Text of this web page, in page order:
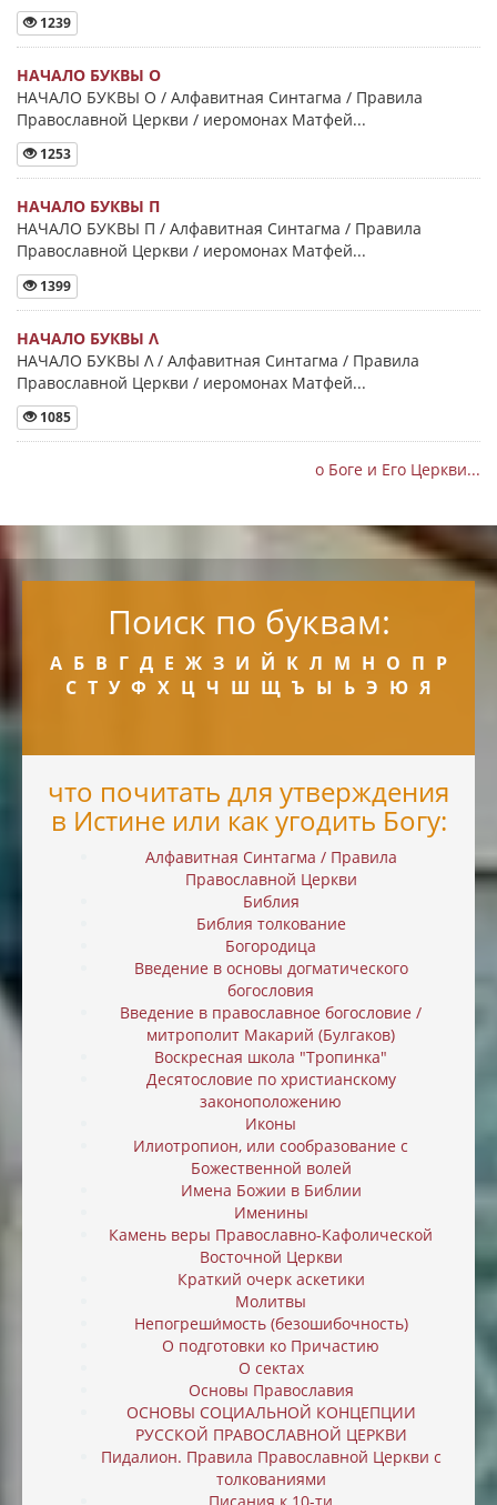
1239
НАЧАЛО БУКВЫ Ο
НАЧАЛО БУКВЫ Ο / Алфавитная Синтагма / Правила
Православной Церкви / иеромонах Матфей...
1253
НАЧАЛО БУКВЫ Π
НАЧАЛО БУКВЫ Π / Алфавитная Синтагма / Правила
Православной Церкви / иеромонах Матфей...
1399
НАЧАЛО БУКВЫ Λ
НАЧАЛО БУКВЫ Λ / Алфавитная Синтагма / Правила
Православной Церкви / иеромонах Матфей...
1085
о Боге и Его Церкви...
Поиск по буквам:
А Б В Г Д Е Ж З И Й К Л М Н О П Р
С Т У Ф Х Ц Ч Ш Щ Ъ Ы Ь Э Ю Я
что почитать для утверждения
в Истине или как угодить Богу:
Алфавитная Синтагма / Правила
Православной Церкви
Библия
Библия толкование
Богородица
Введение в основы догматического
богословия
Введение в православное богословие /
митрополит Макарий (Булгаков)
Воскресная школа "Тропинка"
Десятословие по христианскому
законоположению
Иконы
Илиотропион, или cообразование с
Божественной волей
Имена Божии в Библии
Именины
Камень веры Православно-Кафолической
Восточной Церкви
Краткий очерк аскетики
Молитвы
Непогреши́мость (безошибочность)
О подготовки ко Причастию
О сектах
Основы Православия
ОСНОВЫ СОЦИАЛЬНОЙ КОНЦЕПЦИИ
РУССКОЙ ПРАВОСЛАВНОЙ ЦЕРКВИ
Пидалион. Правила Православной Церкви с
толкованиями